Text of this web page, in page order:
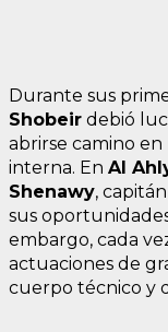
Durante sus
Shobeir debió
abrirse camino
interna. En Al
Shenawy,
sus
embargo, cada
actuaciones de
cuerpo técnico y